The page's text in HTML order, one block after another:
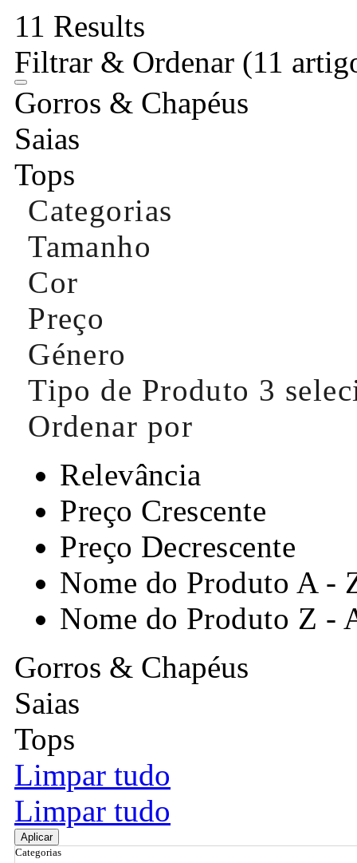
11 Results
Filtrar & Ordenar (11
Gorros & Chapéus
Saias
Tops
Categorias
Tamanho
Cor
Preço
Género
Tipo de Produto 3
Ordenar por
Relevância
Preço Crescente
Preço Decrescente
Nome do Produto A -
Nome do Produto Z -
Gorros & Chapéus
Saias
Tops
Limpar tudo
Limpar tudo
Aplicar
Categorias